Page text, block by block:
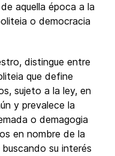
aquella época a la
o democracia
distingue entre
que define
sujeto a la ley, en
y prevalece la
o demagogia
en nombre de la
su interés